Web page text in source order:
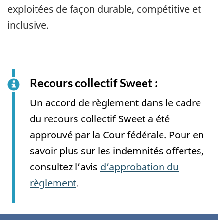
exploitées de façon durable, compétitive et
inclusive.
Recours collectif Sweet :
Un accord de règlement dans le cadre
du recours collectif Sweet a été
approuvé par la Cour fédérale. Pour en
savoir plus sur les indemnités offertes,
consultez l’avis d’approbation du
règlement.